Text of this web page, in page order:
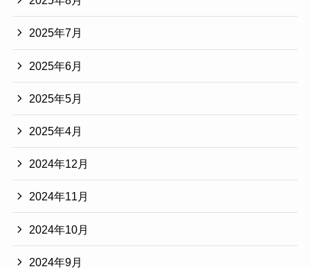
2025年7月
2025年6月
2025年5月
2025年4月
2024年12月
2024年11月
2024年10月
2024年9月